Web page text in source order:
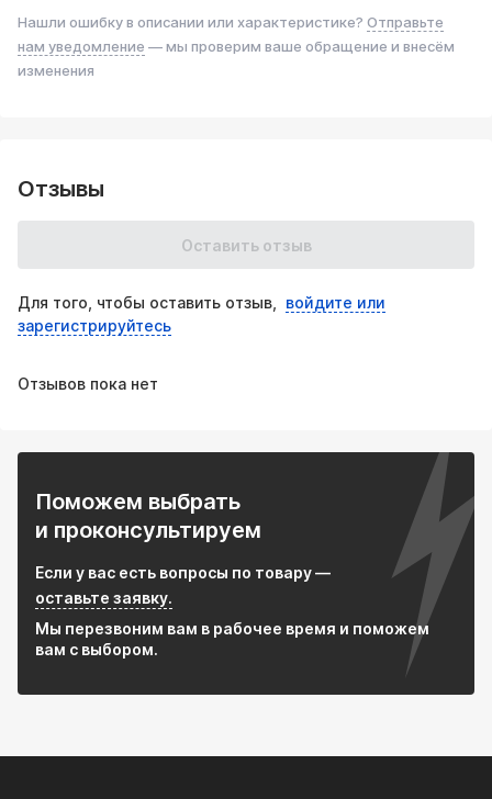
Нашли ошибку в описании или характеристике? Отправьте
нам уведомление — мы проверим ваше обращение и внесём
изменения
Отзывы
Оставить отзыв
Для того, чтобы оставить отзыв, войдите или
зарегистрируйтесь
Отзывов пока нет
Поможем выбрать
и проконсультируем
Если у вас есть вопросы по товару —
оставьте заявку.
Мы перезвоним вам в рабочее время и поможем
вам с выбором.